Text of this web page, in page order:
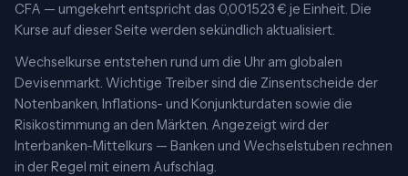
CFA — umgekehrt entspricht das 0,001523 € je Einheit. Die
Kurse auf dieser Seite werden sekündlich aktualisiert.
Wechselkurse entstehen rund um die Uhr am globalen
Devisenmarkt. Wichtige Treiber sind die Zinsentscheide der
Notenbanken, Inflations- und Konjunkturdaten sowie die
Risikostimmung an den Märkten. Angezeigt wird der
Interbanken-Mittelkurs — Banken und Wechselstuben rechnen
in der Regel mit einem Aufschlag.